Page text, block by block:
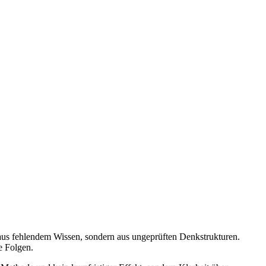
fehlendem Wissen, sondern aus ungeprüften Denkstrukturen.
Folgen.